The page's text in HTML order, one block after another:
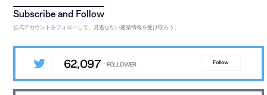
公式アカウントをフォローして、見逃せない建築情報を受け取ろう。
62,097 Follow